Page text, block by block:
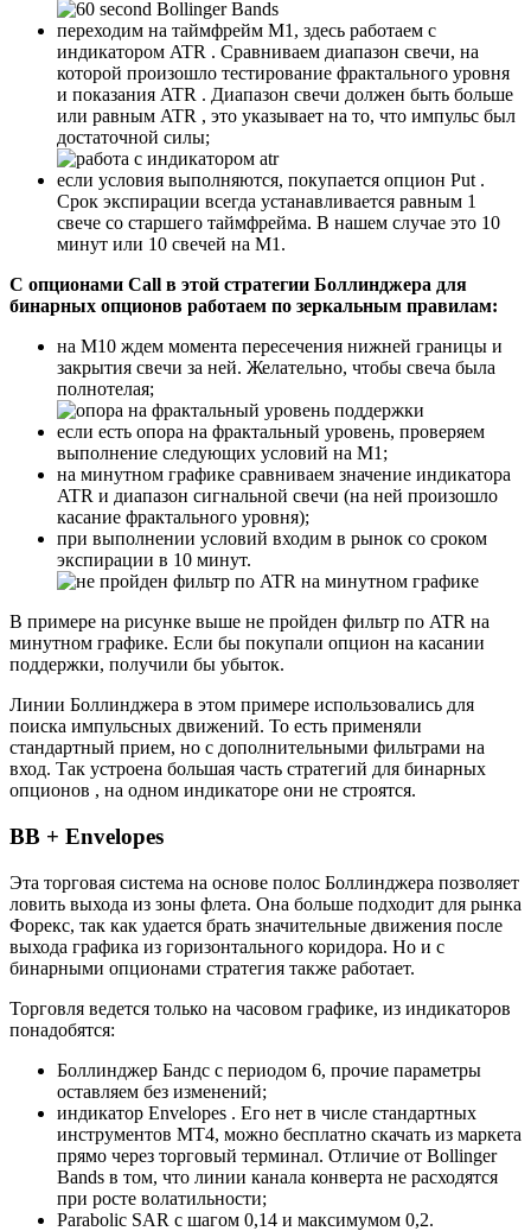
переходим на таймфрейм М1, здесь работаем с
индикатором ATR . Сравниваем диапазон свечи, на
которой произошло тестирование фрактального уровня
и показания ATR . Диапазон свечи должен быть больше
или равным ATR , это указывает на то, что импульс был
достаточной силы;
если условия выполняются, покупается опцион Put .
Срок экспирации всегда устанавливается равным 1
свече со старшего таймфрейма. В нашем случае это 10
минут или 10 свечей на М1.
С опционами Call в этой стратегии Боллинджера для
бинарных опционов работаем по зеркальным правилам:
на М10 ждем момента пересечения нижней границы и
закрытия свечи за ней. Желательно, чтобы свеча была
полнотелая;
если есть опора на фрактальный уровень, проверяем
выполнение следующих условий на М1;
на минутном графике сравниваем значение индикатора
ATR и диапазон сигнальной свечи (на ней произошло
касание фрактального уровня);
при выполнении условий входим в рынок со сроком
экспирации в 10 минут.
В примере на рисунке выше не пройден фильтр по ATR на
минутном графике. Если бы покупали опцион на касании
поддержки, получили бы убыток.
Линии Боллинджера в этом примере использовались для
поиска импульсных движений. То есть применяли
стандартный прием, но с дополнительными фильтрами на
вход. Так устроена большая часть стратегий для бинарных
опционов , на одном индикаторе они не строятся.
BB + Envelopes
Эта торговая система на основе полос Боллинджера позволяет
ловить выхода из зоны флета. Она больше подходит для рынка
Форекс, так как удается брать значительные движения после
выхода графика из горизонтального коридора. Но и с
бинарными опционами стратегия также работает.
Торговля ведется только на часовом графике, из индикаторов
понадобятся:
Боллинджер Бандс с периодом 6, прочие параметры
оставляем без изменений;
индикатор Envelopes . Его нет в числе стандартных
инструментов МТ4, можно бесплатно скачать из маркета
прямо через торговый терминал. Отличие от Bollinger
Bands в том, что линии канала конверта не расходятся
при росте волатильности;
Parabolic SAR с шагом 0,14 и максимумом 0,2.